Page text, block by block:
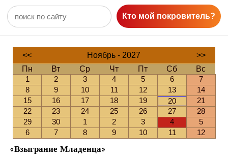
Кто мой покровитель?
<< Ноябрь - 2027
>>
Пн
Вт Ср Чт Пт Сб
Вс
1
2 3 4 5 6
7
8
9 10 11 12 13
14
15
16 17 18 19 20
21
22
23 24 25 26 27
28
29
30 1 2 3 4
5
6
7 8 9 10 11 12
«Взыграние Младенца»